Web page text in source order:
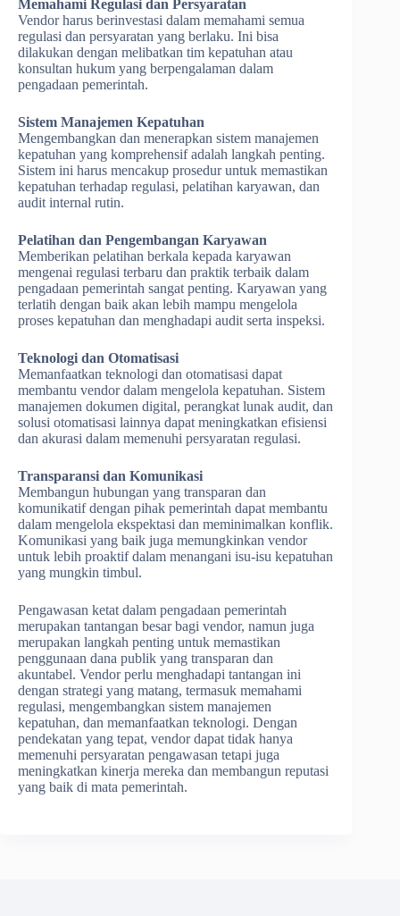
Memahami Regulasi dan Persyaratan
Vendor harus berinvestasi dalam memahami semua
regulasi dan persyaratan yang berlaku. Ini bisa
dilakukan dengan melibatkan tim kepatuhan atau
konsultan hukum yang berpengalaman dalam
pengadaan pemerintah.
Sistem Manajemen Kepatuhan
Mengembangkan dan menerapkan sistem manajemen
kepatuhan yang komprehensif adalah langkah penting.
Sistem ini harus mencakup prosedur untuk memastikan
kepatuhan terhadap regulasi, pelatihan karyawan, dan
audit internal rutin.
Pelatihan dan Pengembangan Karyawan
Memberikan pelatihan berkala kepada karyawan
mengenai regulasi terbaru dan praktik terbaik dalam
pengadaan pemerintah sangat penting. Karyawan yang
terlatih dengan baik akan lebih mampu mengelola
proses kepatuhan dan menghadapi audit serta inspeksi.
Teknologi dan Otomatisasi
Memanfaatkan teknologi dan otomatisasi dapat
membantu vendor dalam mengelola kepatuhan. Sistem
manajemen dokumen digital, perangkat lunak audit, dan
solusi otomatisasi lainnya dapat meningkatkan efisiensi
dan akurasi dalam memenuhi persyaratan regulasi.
Transparansi dan Komunikasi
Membangun hubungan yang transparan dan
komunikatif dengan pihak pemerintah dapat membantu
dalam mengelola ekspektasi dan meminimalkan konflik.
Komunikasi yang baik juga memungkinkan vendor
untuk lebih proaktif dalam menangani isu-isu kepatuhan
yang mungkin timbul.
Pengawasan ketat dalam pengadaan pemerintah
merupakan tantangan besar bagi vendor, namun juga
merupakan langkah penting untuk memastikan
penggunaan dana publik yang transparan dan
akuntabel. Vendor perlu menghadapi tantangan ini
dengan strategi yang matang, termasuk memahami
regulasi, mengembangkan sistem manajemen
kepatuhan, dan memanfaatkan teknologi. Dengan
pendekatan yang tepat, vendor dapat tidak hanya
memenuhi persyaratan pengawasan tetapi juga
meningkatkan kinerja mereka dan membangun reputasi
yang baik di mata pemerintah.